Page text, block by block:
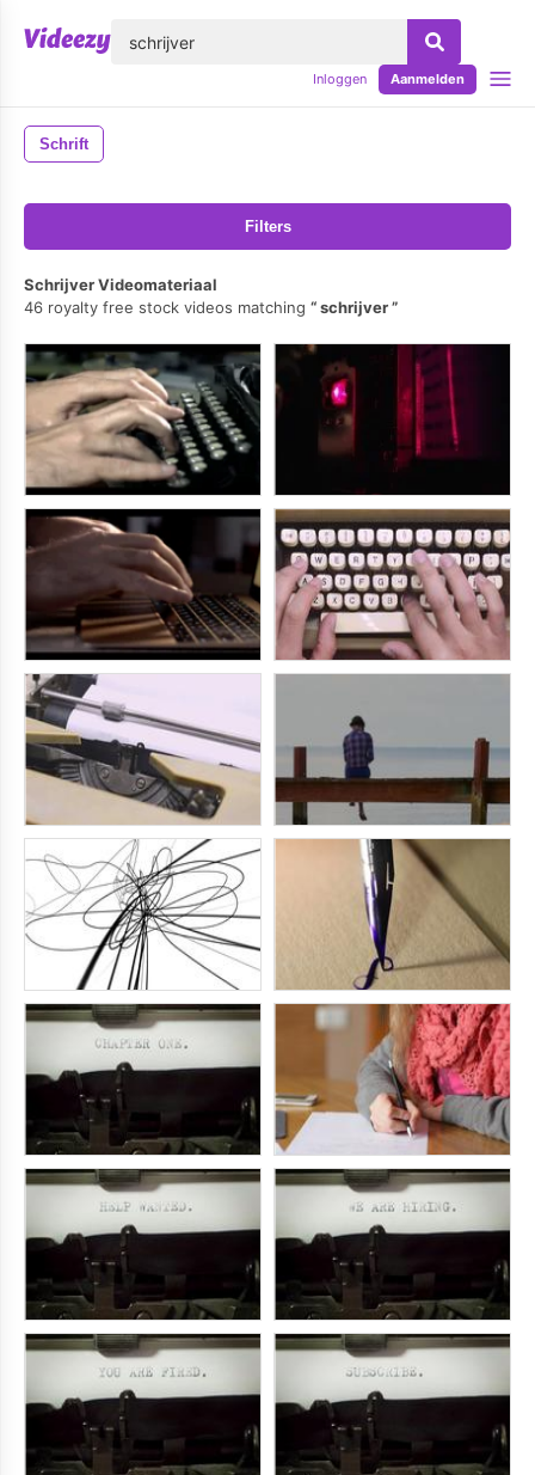
Inloggen Aanmelden
Schrift
Filters
Schrijver Videomateriaal
46 royalty free stock videos matching
schrijver